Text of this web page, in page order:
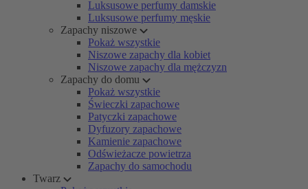
Luksusowe perfumy damskie
Luksusowe perfumy męskie
Zapachy niszowe
Pokaż wszystkie
Niszowe zapachy dla kobiet
Niszowe zapachy dla mężczyzn
Zapachy do domu
Pokaż wszystkie
Świeczki zapachowe
Patyczki zapachowe
Dyfuzory zapachowe
Kamienie zapachowe
Odświeżacze powietrza
Zapachy do samochodu
Twarz